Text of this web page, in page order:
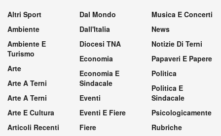
Altri Sport
Ambiente
Ambiente E
Turismo
Arte
Arte A Terni
Arte A Terni
Arte E Cultura
Articoli Recenti
Dal Mondo
Dall'Italia
Diocesi TNA
Economia
Economia E
Sindacale
Eventi
Eventi E Fiere
Fiere
Musica E Concerti
News
Notizie Di Terni
Papaveri E Papere
Politica
Politica E
Sindacale
Psicologicamente
Rubriche